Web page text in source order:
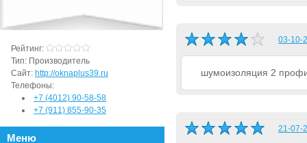
03-10-
шумоизоляция 2
21-07-
Рейтинг:
Тип: Производитель
Сайт: http://oknaplus39.ru
Телефоны:
+7 (4012) 90-58-58
+7 (911) 855-90-35
Меню